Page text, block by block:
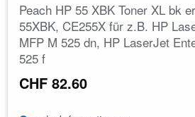
Peach HP 55 XBK Toner XL bk
55XBK, CE255X für z.B. HP
MFP M 525 dn, HP LaserJet
525 f
CHF 82.60